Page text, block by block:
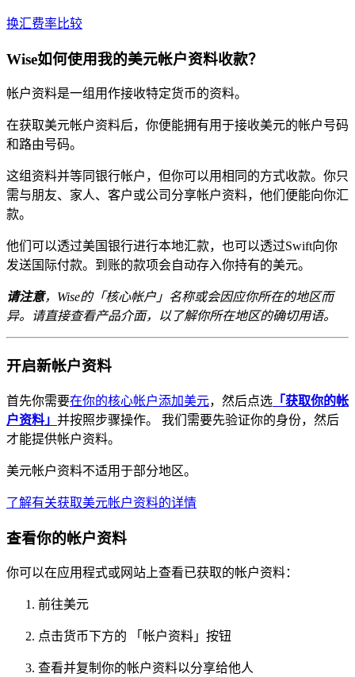
换汇费率比较
Wise如何使用我的美元帐户资料收款？
帐户资料是一组用作接收特定货币的资料。
在获取美元帐户资料后，你便能拥有用于接收美元的帐户号码
和路由号码。
这组资料并等同银行帐户，但你可以用相同的方式收款。你只
需与朋友、家人、客户或公司分享帐户资料，他们便能向你汇
款。
他们可以透过美国银行进行本地汇款，也可以透过Swift向你
发送国际付款。到账的款项会自动存入你持有的美元。
请注意，Wise的「核心帐户」名称或会因应你所在的地区而
异。请直接查看产品介面，以了解你所在地区的确切用语。
开启新帐户资料
首先你需要在你的核心帐户添加美元，然后点选 「获取你的帐
户资料」 并按照步骤操作。 我们需要先验证你的身份，然后
才能提供帐户资料。
美元帐户资料不适用于部分地区。
了解有关获取美元帐户资料的详情
查看你的帐户资料
你可以在应用程式或网站上查看已获取的帐户资料：
前往美元
点击货币下方的 「帐户资料」按钮
查看并复制你的帐户资料以分享给他人